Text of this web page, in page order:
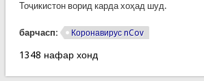
Тоҷикистон ворид карда хоҳад шуд.
барчасп: Коронавирус nCov
1348 нафар хонд